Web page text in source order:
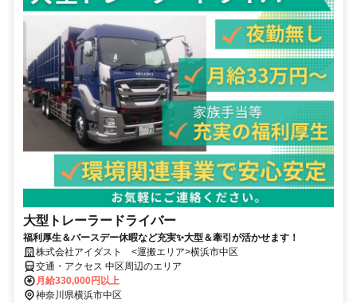
大型トレーラードライバー
福利厚生＆バースデー休暇など充実✨大型＆牽引が活かせます！
株式会社アイダスト <運搬エリア>横浜市中区
交通・アクセス 中区周辺のエリア
月給330,000円以上
神奈川県横浜市中区